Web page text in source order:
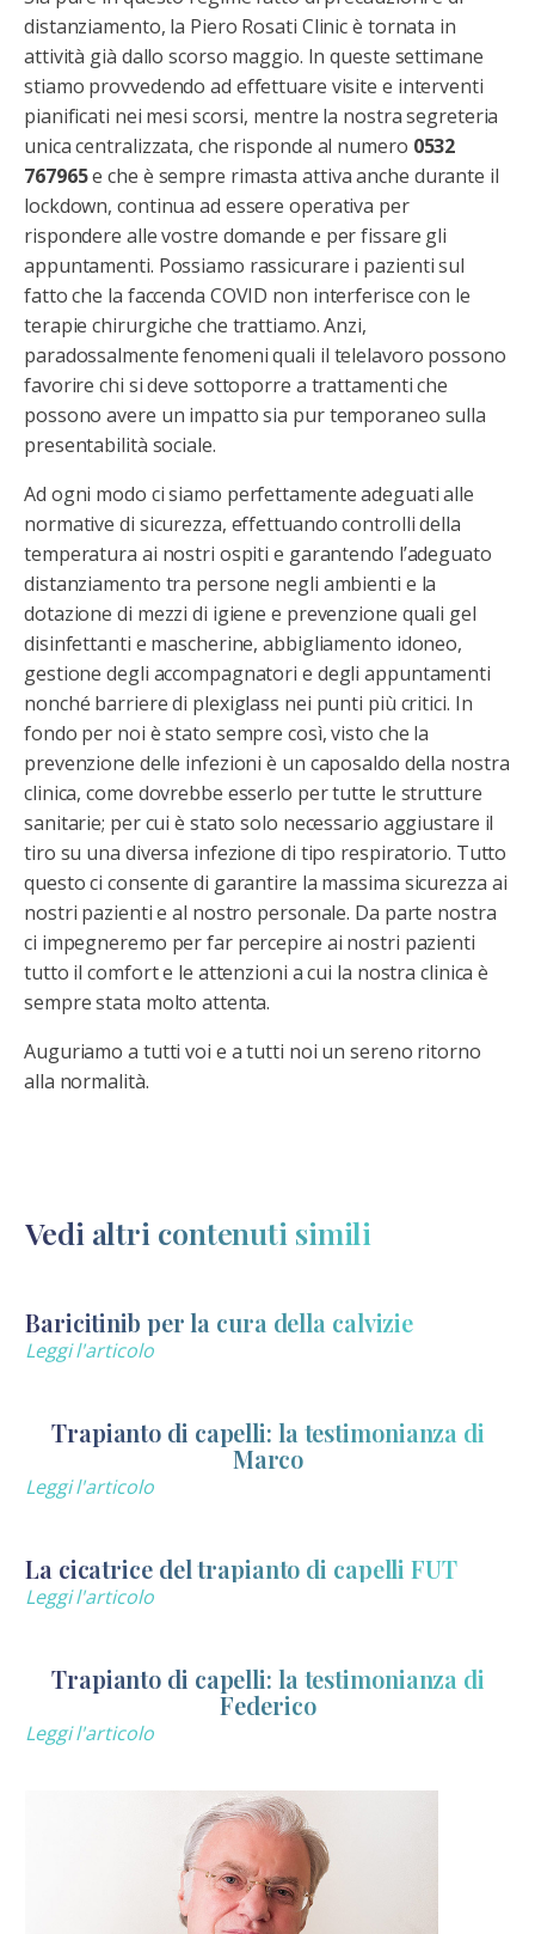
distanziamento, la Piero Rosati Clinic è tornata in
attività già dallo scorso maggio. In queste settimane
stiamo provvedendo ad effettuare visite e interventi
pianificati nei mesi scorsi, mentre la nostra segreteria
unica centralizzata, che risponde al numero 0532
767965e che è sempre rimasta attiva anche durante il
lockdown, continua ad essere operativa per
rispondere alle vostre domande e per fissare gli
appuntamenti. Possiamo rassicurare i pazienti sul
fatto che la faccenda COVID non interferisce con le
terapie chirurgiche che trattiamo. Anzi,
paradossalmente fenomeni quali il telelavoro possono
favorire chi si deve sottoporre a trattamenti che
possono avere un impatto sia pur temporaneo sulla
presentabilità sociale.
Ad ogni modo ci siamo perfettamente adeguati alle
normative di sicurezza, effettuando controlli della
temperatura ai nostri ospiti e garantendo l’adeguato
distanziamento tra persone negli ambienti e la
dotazione di mezzi di igiene e prevenzione quali gel
disinfettanti e mascherine, abbigliamento idoneo,
gestione degli accompagnatori e degli appuntamenti
nonché barriere di plexiglass nei punti più critici. In
fondo per noi è stato sempre così, visto che la
prevenzione delle infezioni è un caposaldo della nostra
clinica, come dovrebbe esserlo per tutte le strutture
sanitarie; per cui è stato solo necessario aggiustare il
tiro su una diversa infezione di tipo respiratorio. Tutto
questo ci consente di garantire la massima sicurezza ai
nostri pazienti e al nostro personale. Da parte nostra
ci impegneremo per far percepire ai nostri pazienti
tutto il comfort e le attenzioni a cui la nostra clinica è
sempre stata molto attenta.
Auguriamo a tutti voi e a tutti noi un sereno ritorno
alla normalità.
Vedi altri contenuti simili
Baricitinib per la cura della calvizie
Leggi l'articolo
Trapianto di capelli: la testimonianza di
Marco
Leggi l'articolo
La cicatrice del trapianto di capelli FUT
Leggi l'articolo
Trapianto di capelli: la testimonianza di
Federico
Leggi l'articolo